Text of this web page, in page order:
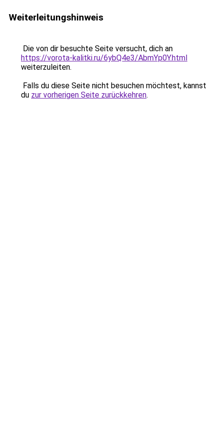
Weiterleitungshinweis
Die von dir besuchte Seite versucht, dich an
https://vorota-kalitki.ru/6ybQ4e3/AbmYp0Y.html
weiterzuleiten.
Falls du diese Seite nicht besuchen möchtest, kannst
du zur vorherigen Seite zurückkehren.